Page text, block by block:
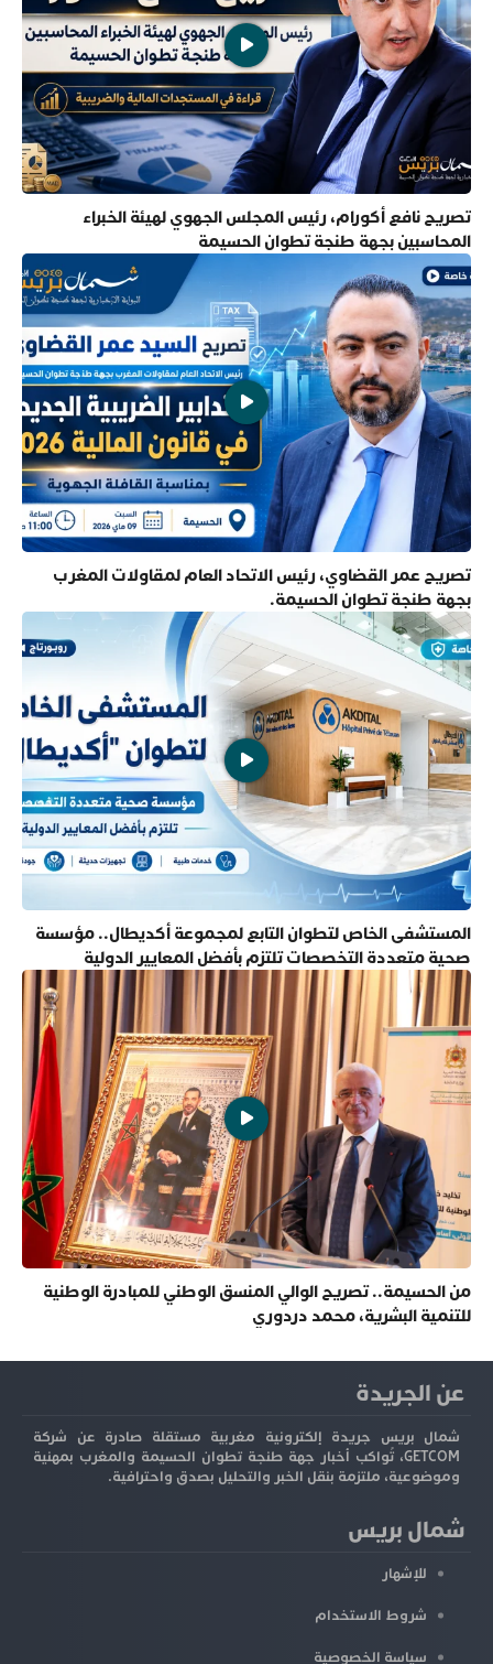
تصريح نافع أكورام، رئيس المجلس الجهوي لهيئة الخبراء
المحاسبين بجهة طنجة تطوان الحسيمة
تصريح عمر القضاوي، رئيس الاتحاد العام لمقاولات المغرب
بجهة طنجة تطوان الحسيمة.
المستشفى الخاص لتطوان التابع لمجموعة أكديطال.. مؤسسة
صحية متعددة التخصصات تلتزم بأفضل المعايير الدولية
من الحسيمة.. تصريح الوالي المنسق الوطني للمبادرة الوطنية
للتنمية البشرية، محمد دردوري
عن الجريدة
شمال بريس جريدة إلكترونية مغربية مستقلة صادرة عن شركة
GETCOM، تُواكب أخبار جهة طنجة تطوان الحسيمة والمغرب بمهنية
وموضوعية، ملتزمة بنقل الخبر والتحليل بصدق واحترافية.
شمال بريس
للإشهار
شروط الاستخدام
سياسة الخصوصية